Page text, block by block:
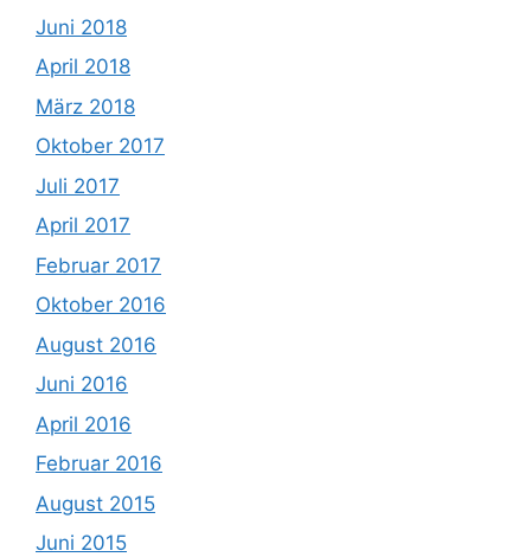
Juni 2018
April 2018
März 2018
Oktober 2017
Juli 2017
April 2017
Februar 2017
Oktober 2016
August 2016
Juni 2016
April 2016
Februar 2016
August 2015
Juni 2015